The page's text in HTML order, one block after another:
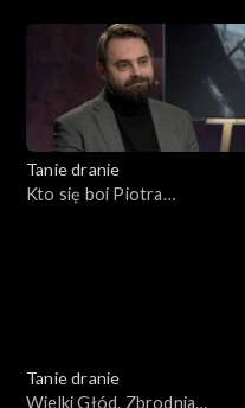
Tanie dranie
Kto się boi Piotra
Tanie dranie
Wielki Głód. Zbrodnia